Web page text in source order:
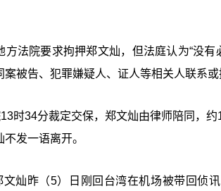
方法院要求拘押郑文灿，但法庭认为“没
案被告、犯罪嫌疑人、证人等相关人联系
13时34分裁定交保，郑文灿由律师陪同，
发一语离开。
文灿昨（5）日刚回台湾在机场被带回侦